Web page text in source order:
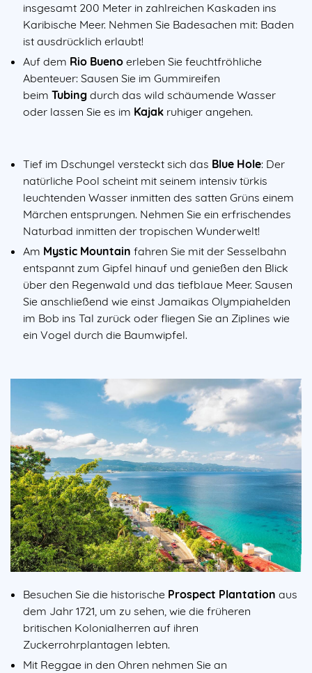
insgesamt 200 Meter in zahlreichen Kaskaden ins
Karibische Meer. Nehmen Sie Badesachen mit: Baden
ist ausdrücklich erlaubt!
Auf dem Rio Bueno erleben Sie feuchtfröhliche
Abenteuer: Sausen Sie im Gummireifen
beim Tubing durch das wild schäumende Wasser
oder lassen Sie es im Kajak ruhiger angehen.
Tief im Dschungel versteckt sich das Blue Hole: Der
natürliche Pool scheint mit seinem intensiv türkis
leuchtenden Wasser inmitten des satten Grüns einem
Märchen entsprungen. Nehmen Sie ein erfrischendes
Naturbad inmitten der tropischen Wunderwelt!
Am Mystic Mountain fahren Sie mit der Sesselbahn
entspannt zum Gipfel hinauf und genießen den Blick
über den Regenwald und das tiefblaue Meer. Sausen
Sie anschließend wie einst Jamaikas Olympiahelden
im Bob ins Tal zurück oder fliegen Sie an Ziplines wie
ein Vogel durch die Baumwipfel.
Besuchen Sie die historische Prospect Plantation aus
dem Jahr 1721, um zu sehen, wie die früheren
britischen Kolonialherren auf ihren
Zuckerrohrplantagen lebten.
Mit Reggae in den Ohren nehmen Sie an